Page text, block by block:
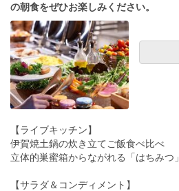
の朝食をぜひお楽しみください。
【ライブキッチン】
伊賀焼土鍋の炊き立てご飯食べ比べ
立体的巣蜜箱からながれる「はちみつ」
【サラダ＆コンディメント】